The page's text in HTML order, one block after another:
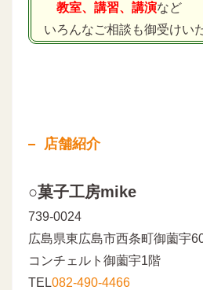
教室、講習、講演など
いろんなご相談も御受けい
店舗紹介
○菓子工房mike
739-0024
広島県東広島市西条町御薗宇
コンチェルト御薗宇1階
TEL082-490-4466